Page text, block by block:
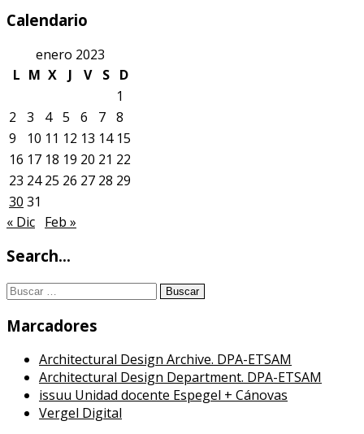
YouTube
Calendario
enero 2023
L M X J V S
D
1
2
3 4 5 6 7 8
9
10 11 12 13 14 15
16 17 18 19 20 21 22
23 24 25 26 27 28 29
30 31
« Dic Feb »
Search…
Buscar:
Marcadores
Architectural Design Archive. DPA-ETSAM
Architectural Design Department. DPA-ETSAM
issuu Unidad docente Espegel + Cánovas
Vergel Digital